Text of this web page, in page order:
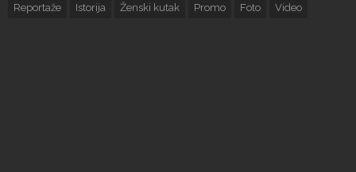
Reportaže Istorija Ženski kutak Promo Foto Video